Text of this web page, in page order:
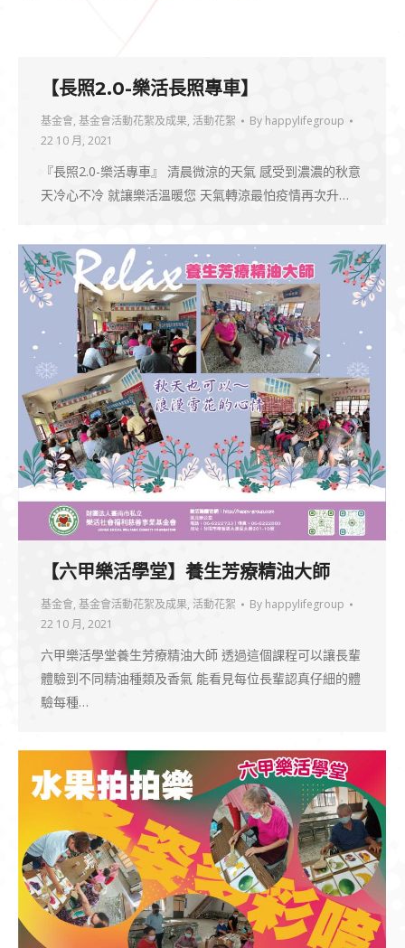
【長照2.0-樂活長照專車】
基金會, 基金會活動花絮及成果, 活動花絮 By happylifegroup
22 10 月, 2021
『長照2.0-樂活專車』 清晨微涼的天氣 感受到濃濃的秋意
天冷心不冷 就讓樂活溫暖您 天氣轉涼最怕疫情再次升…
【六甲樂活學堂】養生芳療精油大師
基金會, 基金會活動花絮及成果, 活動花絮 By happylifegroup
22 10 月, 2021
六甲樂活學堂養生芳療精油大師 透過這個課程可以讓長輩
體驗到不同精油種類及香氣 能看見每位長輩認真仔細的體
驗每種…